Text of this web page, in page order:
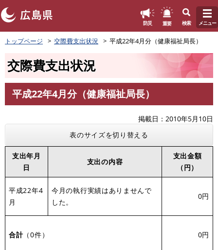
ペ
ー
頭
す
防災 重要 検索 メニュー
トップページ 交際費支出状況 平成22年4月分（健康福祉局長）
交際費支出状況
文
平成22年4月分（健康福祉局長）
掲載日
2010年5月10日
表のサイズを切り替える
支出年月
日
支出の内容
支出金額
（円）
平成22年4
月
今月の執行実績はありませんで
した。
0円
合計（0件） 0円